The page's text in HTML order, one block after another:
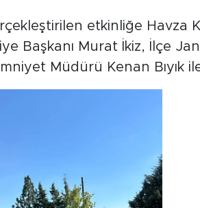
etkinliğe Havza
Başkanı Murat İkiz, İlçe
Müdürü Kenan Bıyık